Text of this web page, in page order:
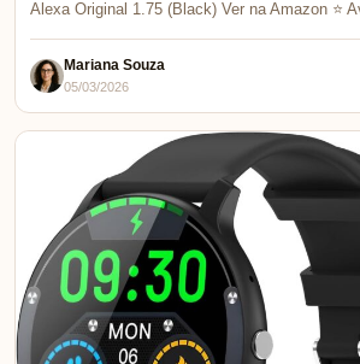
Alexa Original 1.75 (Black) Ver na Amazon ⭐
Mariana Souza
05/03/2026